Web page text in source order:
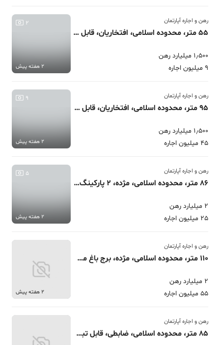
رهن و اجاره آپارتمان
55 متر، محدوده اسلامی، افتخاریان، قابل تبدیل
1٫500 میلیارد رهن
9 میلیون اجاره
2
2 هفته پیش
رهن و اجاره آپارتمان
95 متر، محدوده اسلامی، افتخاریان، قابل تبدیل 2پارکینگ
1٫500 میلیارد رهن
45 میلیون اجاره
9
2 هفته پیش
رهن و اجاره آپارتمان
86 متر، محدوده اسلامی، مژده، 2 پارکینگ سندی قابل تبدیل
2 میلیارد رهن
25 میلیون اجاره
5
2 هفته پیش
رهن و اجاره آپارتمان
110 متر، محدوده اسلامی، مژده، برج باغ مشاعات کامل
2 میلیارد رهن
55 میلیون اجاره
2 هفته پیش
رهن و اجاره آپارتمان
85 متر، محدوده اسلامی، ضابطی، قابل تبدیل